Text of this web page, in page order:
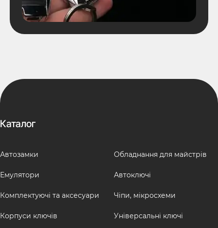
Каталог
Автозамки
Емулятори
Комплектуючі та аксесуари
Корпуси ключів
Обладнання для майстрів
Автоключі
Чіпи, мікросхеми
Універсальні ключі